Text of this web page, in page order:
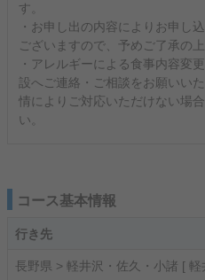
す。
・お申し出の内容によりお申し
ございますので、予めご了承の
・アレルギーによる食事内容変
設へご連絡・ご相談をお願いい
情によりご対応いただけない場
い。
コース基本情報
行き先
長野県 > 軽井沢・佐久・小諸 [ 軽